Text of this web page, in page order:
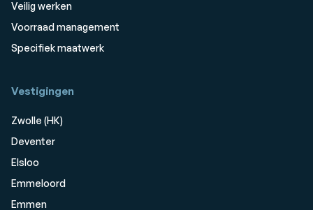
Veilig werken
Voorraad management
Specifiek maatwerk
Vestigingen
Zwolle (HK)
Deventer
Elsloo
Emmeloord
Emmen